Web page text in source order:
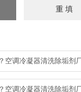
空调冷凝器清洗除垢剂
空调冷凝器清洗除垢剂